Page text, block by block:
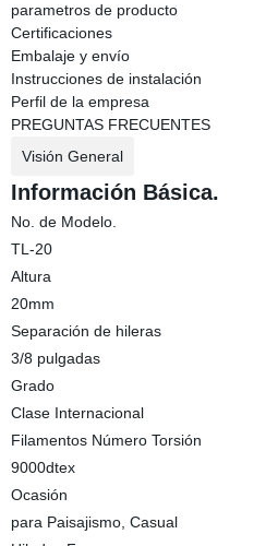
parametros de producto
Certificaciones
Embalaje y envío
Instrucciones de instalación
Perfil de la empresa
PREGUNTAS FRECUENTES
Visión General
Información Básica.
No. de Modelo.
TL-20
Altura
20mm
Separación de hileras
3/8 pulgadas
Grado
Clase Internacional
Filamentos Número Torsión
9000dtex
Ocasión
para Paisajismo, Casual